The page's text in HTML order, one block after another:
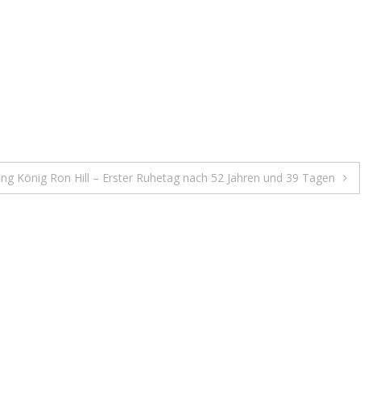
König Ron Hill – Erster Ruhetag nach 52 Jahren und 39 Tagen